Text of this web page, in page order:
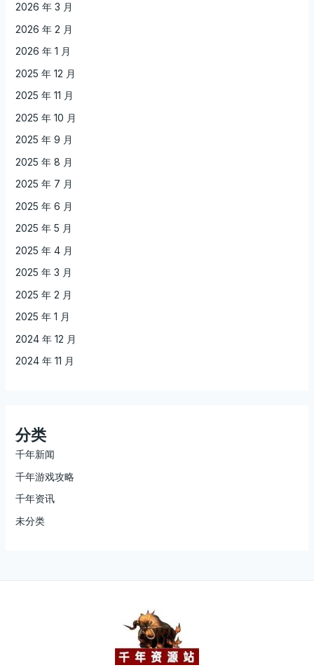
2026 年 3 月
2026 年 2 月
2026 年 1 月
2025 年 12 月
2025 年 11 月
2025 年 10 月
2025 年 9 月
2025 年 8 月
2025 年 7 月
2025 年 6 月
2025 年 5 月
2025 年 4 月
2025 年 3 月
2025 年 2 月
2025 年 1 月
2024 年 12 月
2024 年 11 月
分类
千年新闻
千年游戏攻略
千年资讯
未分类